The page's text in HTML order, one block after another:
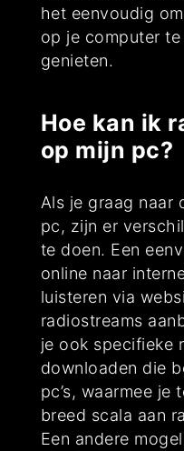
het eenvoudig
op je computer
genieten.
Hoe kan ik
op mijn pc?
Als je graag naar
pc, zijn er
te doen. Een
online naar
luisteren via
radiostreams
je ook specifieke
downloaden die
pc’s, waarmee
breed scala aan
Een andere